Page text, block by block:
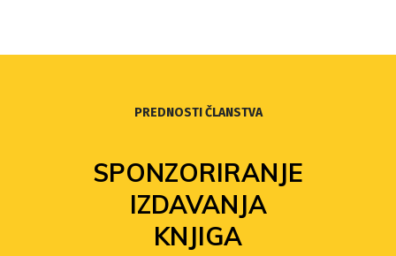
PREDNOSTI ČLANSTVA
SPONZORIRANJE
IZDAVANJA
KNJIGA